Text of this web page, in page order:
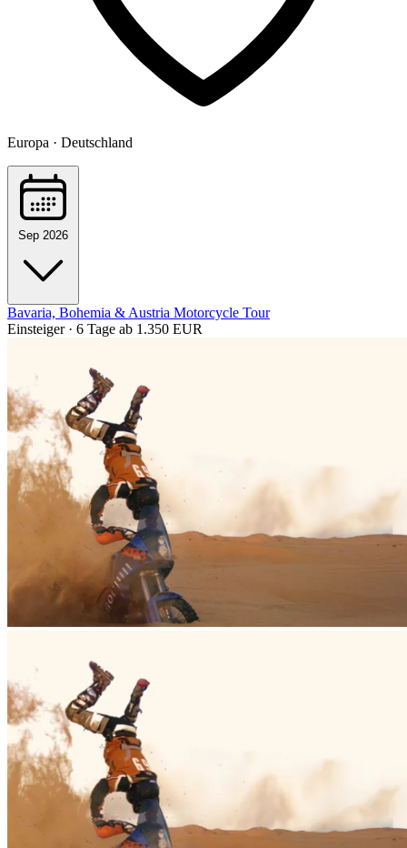
Europa · Deutschland
Sep 2026
Bavaria, Bohemia & Austria Motorcycle Tour
Einsteiger · 6 Tage ab 1.350 EUR